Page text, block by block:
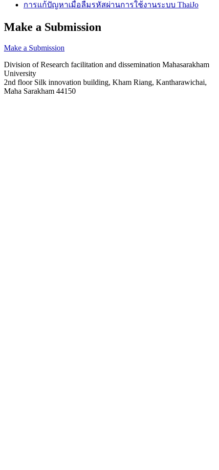
การแก้ปัญหาเมื่อลืมรหัสผ่านการใช้งานระบบ ThaiJo
Make a Submission
Make a Submission
Division of Research facilitation and dissemination Mahasarakham
University
2nd floor Silk innovation building, Kham Riang, Kantharawichai,
Maha Sarakham 44150